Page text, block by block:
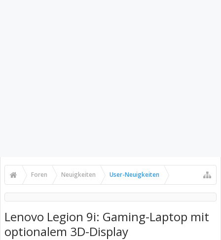
Foren Neuigkeiten User-Neuigkeiten
Lenovo Legion 9i: Gaming-Laptop mit
optionalem 3D-Display